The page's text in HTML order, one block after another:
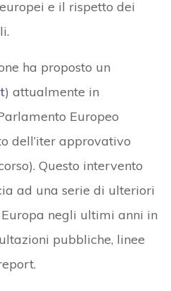
e il rispetto dei
ha proposto un
) attualmente in
Europeo
dell’iter approvativo
Questo intervento
ad una serie di ulteriori
negli ultimi anni in
pubbliche, linee